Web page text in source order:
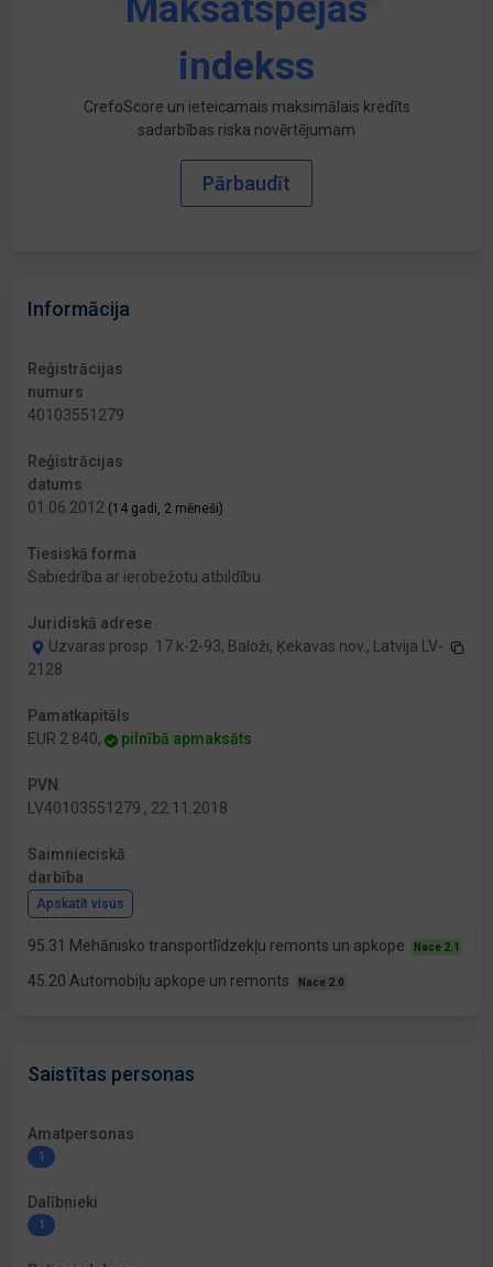
Maksātspējas
indekss
CrefoScore un ieteicamais maksimālais kredīts
sadarbības riska novērtējumam
Pārbaudīt
Informācija
Reģistrācijas
numurs
40103551279
Reģistrācijas
datums
01.06.2012 (14 gadi, 2 mēneši)
Tiesiskā forma
Sabiedrība ar ierobežotu atbildību
Juridiskā adrese
Uzvaras prosp. 17 k-2-93, Baloži, Ķekavas nov., Latvija LV-
2128
Pamatkapitāls
EUR 2 840,
pilnībā apmaksāts
PVN
LV40103551279 , 22.11.2018
Saimnieciskā
darbība
Apskatīt visus
95.31 Mehānisko transportlīdzekļu remonts un apkope Nace 2.1
45.20 Automobiļu apkope un remonts Nace 2.0
Saistītas personas
Amatpersonas
1
Dalībnieki
1